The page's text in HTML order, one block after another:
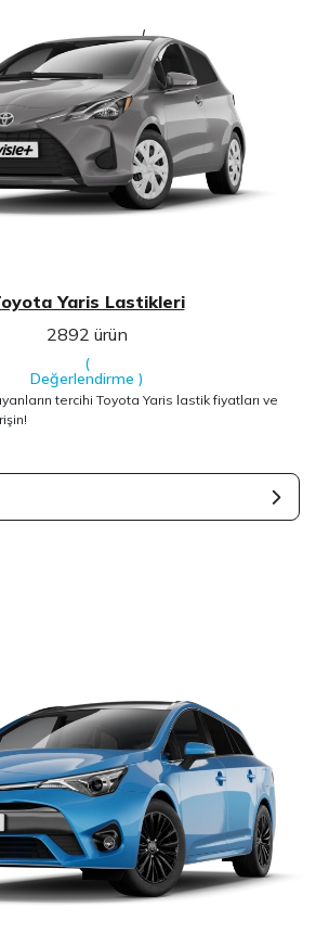
Yaris Lastikleri
2892 ürün
(
Değerlendirme )
tercihi Toyota Yaris lastik fiyatları ve